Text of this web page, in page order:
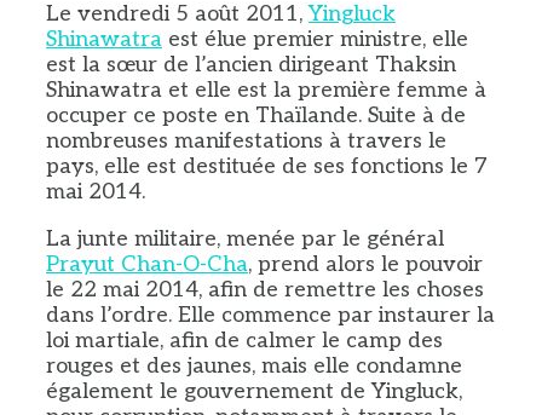
Le vendredi 5 août 2011,Yingluck
Shinawatra est élue premier ministre, elle
est la sœur de l’ancien dirigeant Thaksin
Shinawatra et elle est la première femme à
occuper ce poste en Thaïlande. Suite à de
nombreuses manifestations à travers le
pays, elle est destituée de ses fonctions le 7
mai 2014.
La junte militaire, menée par le général
Prayut Chan-O-Cha, prend alors le pouvoir
le 22 mai 2014, afin de remettre les choses
dans l’ordre. Elle commence par instaurer la
loi martiale, afin de calmer le camp des
rouges et des jaunes, mais elle condamne
également le gouvernement de Yingluck,